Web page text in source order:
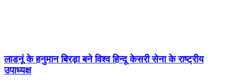
लाडनूं के हनुमान बिरड़ा बने विश्व हिन्दू केसरी सेना के राष्ट्रीय
उपाध्यक्ष